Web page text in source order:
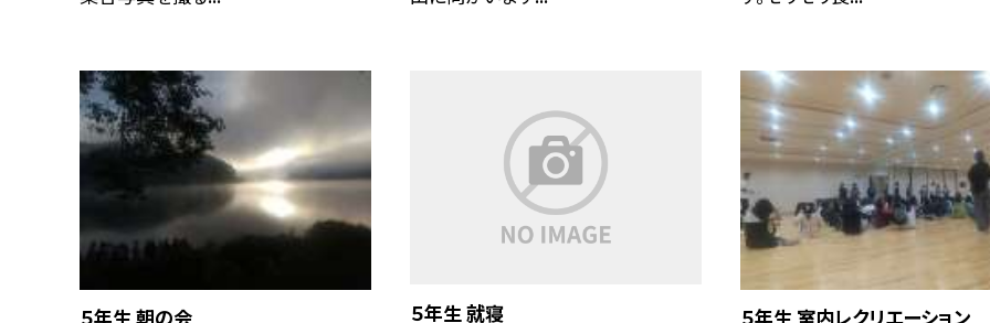
５年生 朝の会 ５年生 就寝 ５年生 室内レクリエーション